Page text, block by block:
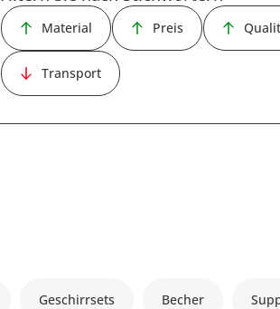
Material Preis
Transport
Geschirrsets Becher